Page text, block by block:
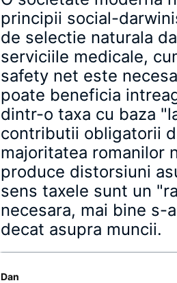
principii social-
de selectie naturala
serviciile medicale,
safety net este
poate beneficia
dintr-o taxa cu baza
contributii obligatorii
majoritatea romanilor
produce distorsiuni
sens taxele sunt un
necesara, mai bine s-
decat asupra muncii.
Dan